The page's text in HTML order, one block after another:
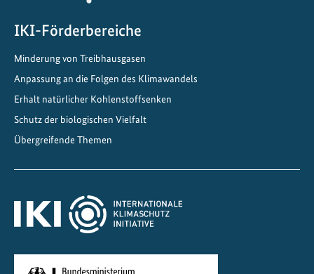
m
n
IKI-Förderbereiche
Minderung von Treibhausgasen
Anpassung an die Folgen des Klimawandels
Erhalt natürlicher Kohlenstoffsenken
Schutz der biologischen Vielfalt
Übergreifende Themen